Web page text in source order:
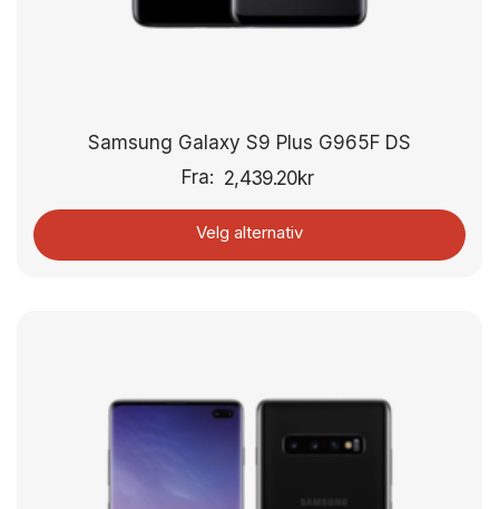
Samsung Galaxy S9 Plus G965F DS
Fra: 2,439.20kr
Velg alternativ